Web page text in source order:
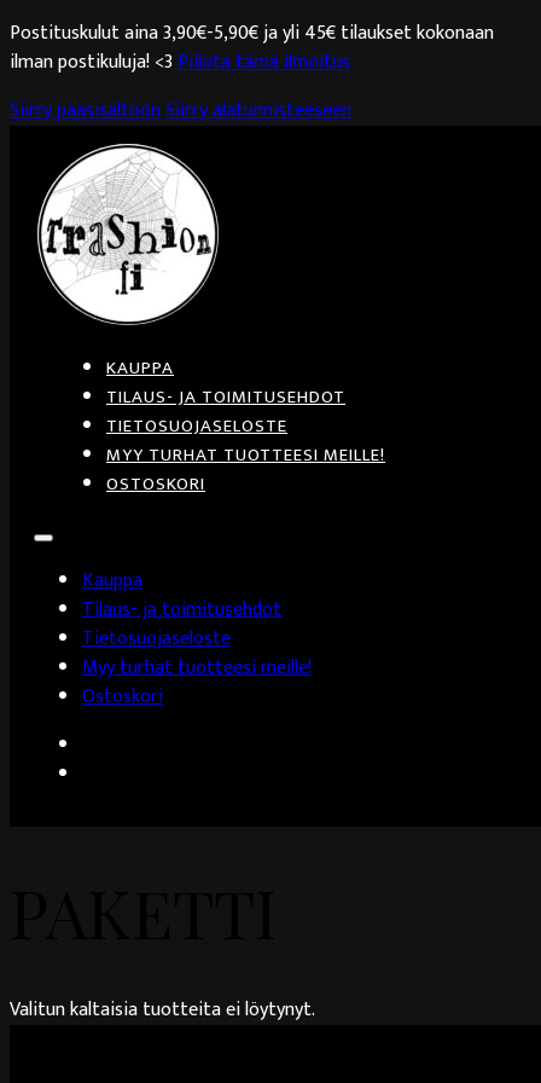
Postituskulut aina 3,90€-5,90€ ja yli 45€ tilaukset kokonaan
ilman postikuluja! <3Piilota tämä ilmoitus
Siirry pääsisältöönSiirry alatunnisteeseen
KAUPPA
TILAUS- JA TOIMITUSEHDOT
TIETOSUOJASELOSTE
MYY TURHAT TUOTTEESI MEILLE!
OSTOSKORI
Kauppa
Tilaus- ja toimitusehdot
Tietosuojaseloste
Myy turhat tuotteesi meille!
Ostoskori
Valitun kaltaisia tuotteita ei löytynyt.